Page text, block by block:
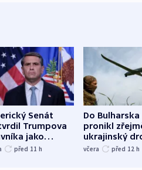
Senát
Trumpova
jako
před 11 h
Do Bulharska
pronikl
ukrajinský
explodoval
včera před 12 h